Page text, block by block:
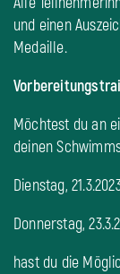
und einen
Medaille.
Möchtest du an
deinen
Dienstag,
Donnerstag,
hast du die